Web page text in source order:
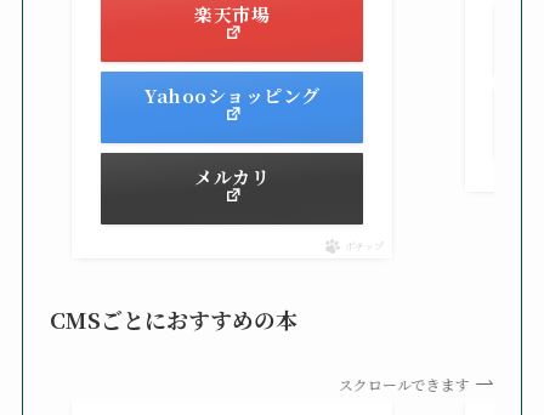
楽天市場
Yahooショッピング
メルカリ
ポチップ
CMSごとにおすすめの本
スクロールできます